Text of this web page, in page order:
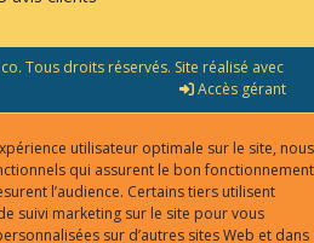
Tous droits réservés. Site réalisé avec
Accès gérant
utilisateur optimale sur le site, nous
qui assurent le bon fonctionnement
l’audience. Certains tiers utilisent
suivi marketing sur le site pour vous
sur d’autres sites Web et dans